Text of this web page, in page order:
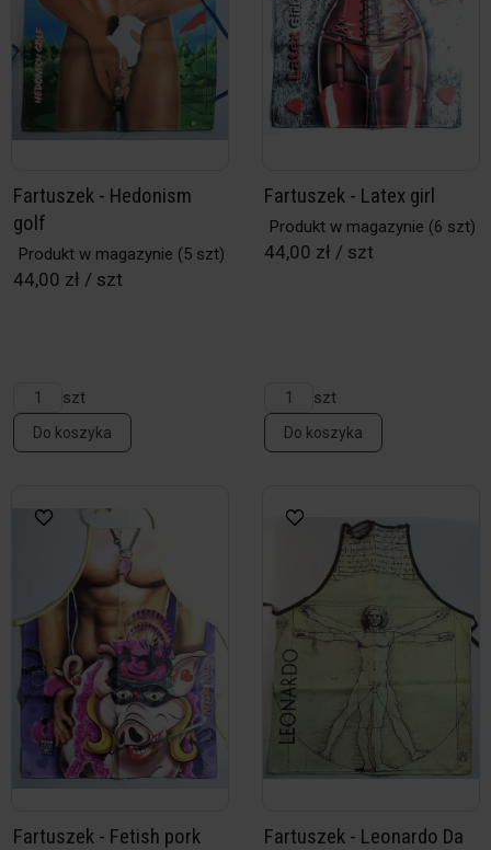
Fartuszek - Hedonism
golf
Produkt w magazynie (5 szt)
44,00 zł / szt
szt
Do koszyka
Fartuszek - Latex girl
Produkt w magazynie (6 szt)
44,00 zł / szt
szt
Do koszyka
Fartuszek - Fetish pork
Fartuszek - Leonardo Da